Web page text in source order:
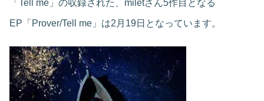
「Tell me」の収録された、miletさん5作目となる
EP「Prover/Tell me」は2月19日となっています。